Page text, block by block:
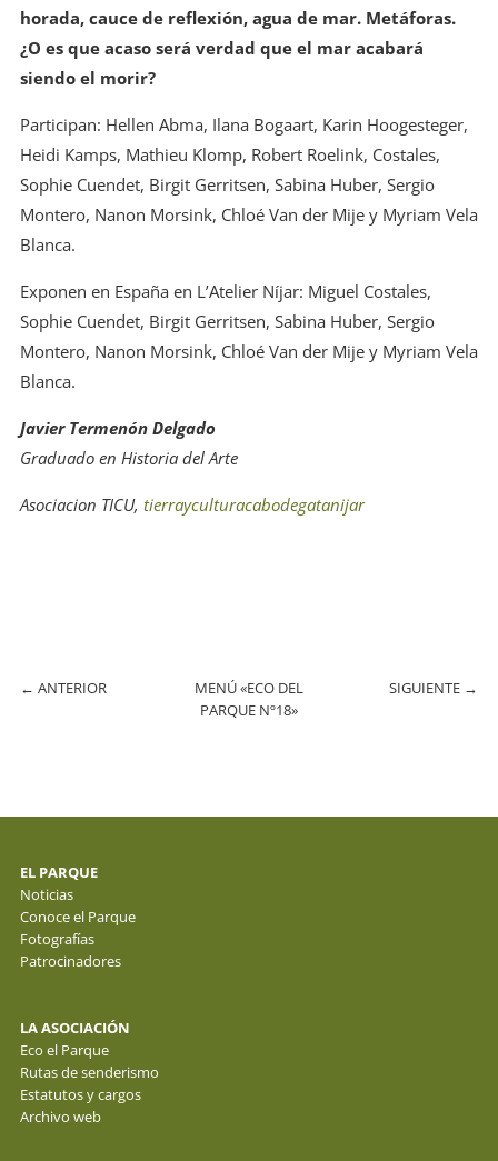
horada, cauce de reflexión, agua de mar. Metáforas.
¿O es que acaso será verdad que el mar acabará
siendo el morir?
Participan: Hellen Abma, Ilana Bogaart, Karin Hoogesteger,
Heidi Kamps, Mathieu Klomp, Robert Roelink, Costales,
Sophie Cuendet, Birgit Gerritsen, Sabina Huber, Sergio
Montero, Nanon Morsink, Chloé Van der Mije y Myriam Vela
Blanca.
Exponen en España en L’Atelier Níjar: Miguel Costales,
Sophie Cuendet, Birgit Gerritsen, Sabina Huber, Sergio
Montero, Nanon Morsink, Chloé Van der Mije y Myriam Vela
Blanca.
Javier Termenón Delgado
Graduado en Historia del Arte
Asociacion TICU, tierrayculturacabodegatanijar
← ANTERIOR
MENÚ «ECO DEL
PARQUE Nº18»
SIGUIENTE →
EL PARQUE
Noticias
Conoce el Parque
Fotografías
Patrocinadores
LA ASOCIACIÓN
Eco el Parque
Rutas de senderismo
Estatutos y cargos
Archivo web